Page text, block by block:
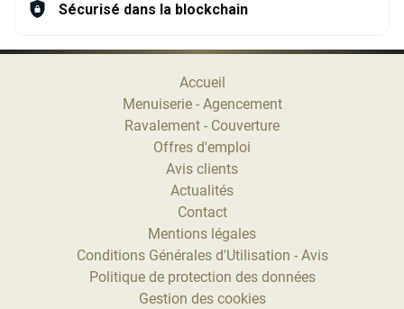
Sécurisé dans la blockchain
Accueil
Menuiserie - Agencement
Ravalement - Couverture
Offres d'emploi
Avis clients
Actualités
Contact
Mentions légales
Conditions Générales d'Utilisation - Avis
Politique de protection des données
Gestion des cookies